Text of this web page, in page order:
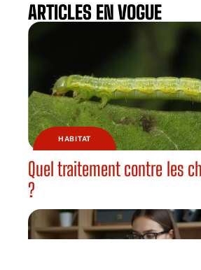
ARTICLES EN VOGUE
HABITAT
Quel traitement contre les
?